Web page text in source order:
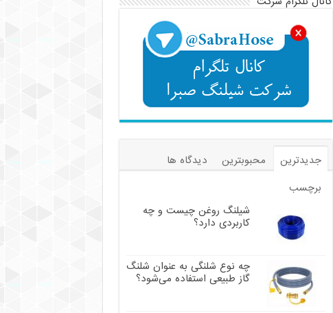
جدیدترین محبوبترین
دیدگاه ها
برچسب
شیلنگ روغن چیست و چه
کاربردی دارد؟
چه نوع شلنگی به عنوان شلنگ
گاز طبیعی استفاده می‌شود؟